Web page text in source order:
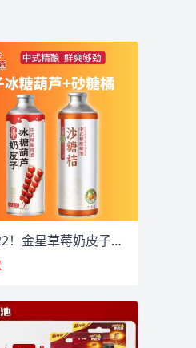
金币22！金星草莓奶皮子精酿啤酒1L*2瓶